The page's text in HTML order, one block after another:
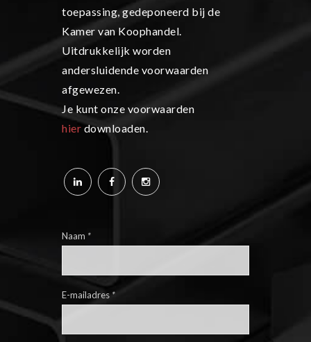
toepassing, gedeponeerd bij de
Kamer van Koophandel.
Uitdrukkelijk worden
andersluidende voorwaarden
afgewezen.
Je kunt onze voorwaarden
hier downloaden.
Naam *
E-mailadres *